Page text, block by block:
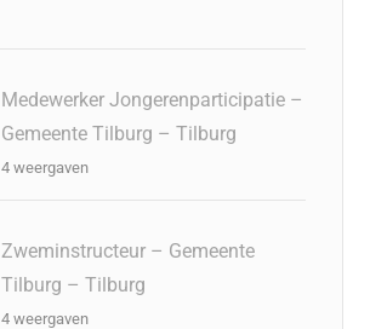
Medewerker Jongerenparticipatie –
Gemeente Tilburg – Tilburg
4 weergaven
Zweminstructeur – Gemeente
Tilburg – Tilburg
4 weergaven